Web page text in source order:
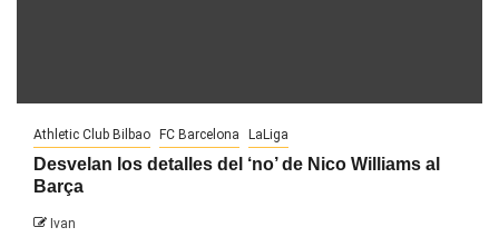
Athletic Club Bilbao FC Barcelona LaLiga
Desvelan los detalles del ‘no’ de Nico Williams al
Barça
Ivan